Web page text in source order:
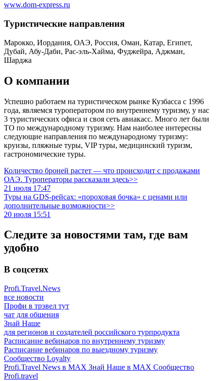
www.dom-express.ru
Туристическиe направления
Марокко, Иордания, ОАЭ, Россия, Оман, Катар, Египет,
Дубай, Абу-Даби, Рас-эль-Хайма, Фуджейра, Аджман,
Шарджа
О компании
Успешно работаем на туристическом рынке Кузбасса с 1996
года, являемся туроператором по внутреннему туризму, у нас
3 туристических офиса и своя сеть авиакасс. Много лет были
ТО по международному туризму. Нам наиболее интересны
следующие направления по международному туризму:
круизы, пляжные туры, VIP туры, медицинский туризм,
гастрономические туры.
Количество броней растет — что происходит с продажами
ОАЭ. Туроператоры рассказали здесь>>
21 июля 17:47
Туры на GDS-рейсах: «пороховая бочка» с ценами или
дополнительные возможности>>
20 июля 15:51
Следите за новостями там, где вам
удобно
В соцсетях
Profi.Travel.News
все новости
Профи в трэвел тут
чат для общения
Знай Наше
для регионов и создателей российского турпродукта
Расписание вебинаров по внутреннему туризму
Расписание вебинаров по выездному туризму
Сообщество Loyalty
Profi.Travel News в MAX Знай Наше в MAX Сообщество
Profi.travel